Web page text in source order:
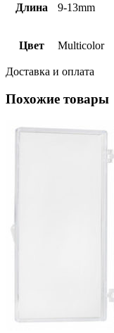
Длина 9-13mm
Цвет Multicolor
Доставка и оплата
Похожие товары